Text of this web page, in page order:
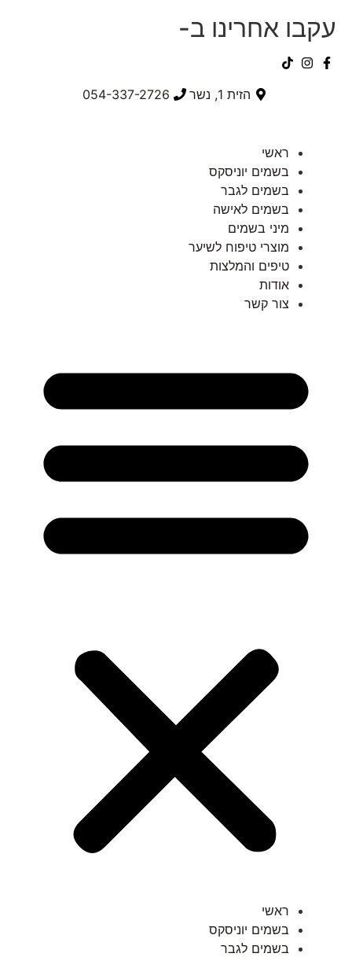
הזית 1, נשר 054-337-2726⁩
עקבו אחרינו ב-
ראשי
בשמים יוניסקס
בשמים לגבר
בשמים לאישה
מיני בשמים
מוצרי טיפוח לשיער
טיפים והמלצות
אודות
צור קשר
ראשי
בשמים יוניסקס
בשמים לגבר